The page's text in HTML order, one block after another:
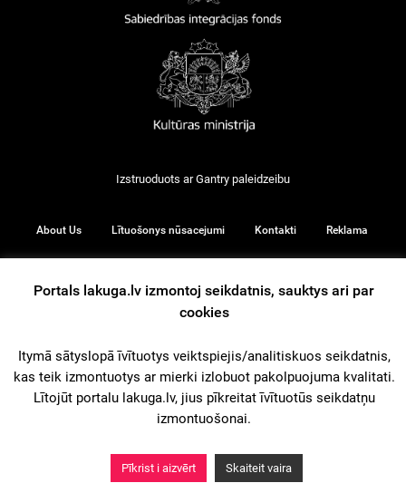
Izstruoduots arGantry paleidzeibu
About Us Lītuošonys nūsacejumi Kontakti Reklama
© 2026
iz augšu
Portals lakuga.lv izmontoj seikdatnis, sauktys ari par
cookies
Itymā sātyslopā īvītuotys veiktspiejis/analitiskuos seikdatnis,
kas teik izmontuotys ar mierki izlobuot pakolpuojuma kvalitati.
Lītojūt portalu lakuga.lv, jius pīkreitat īvītuotūs seikdatņu
izmontuošonai.
Pīkrist i aizvērt Skaiteit vaira